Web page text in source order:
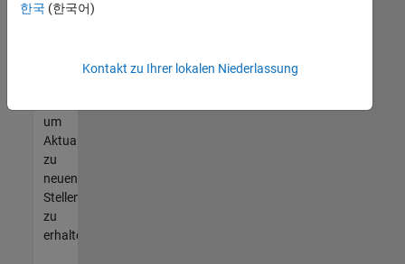
werden
unseres
um
Aktualisierungen
zu
neuen
Stellenangeboten
zu
erhalten.
한국 (한국어)
Kontakt zu Ihrer lokalen Niederlassung